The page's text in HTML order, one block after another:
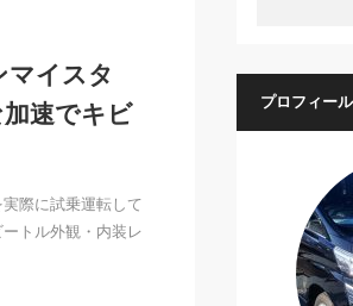
マイスタ
速でキビ
際に試乗運転して
トル外観・内装レ
プロフィール